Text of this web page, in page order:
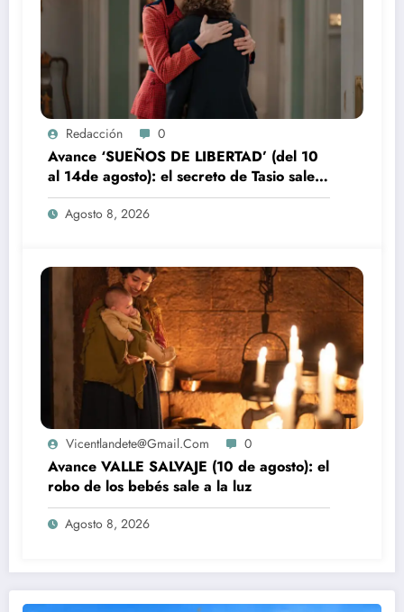
Redacción 0
Avance ‘SUEÑOS DE LIBERTAD’ (del 10
al 14de agosto): el secreto de Tasio sale a
la luz
Agosto 8, 2026
Vicentlandete@gmail.com 0
Avance VALLE SALVAJE (10 de agosto): el
robo de los bebés sale a la luz
Agosto 8, 2026